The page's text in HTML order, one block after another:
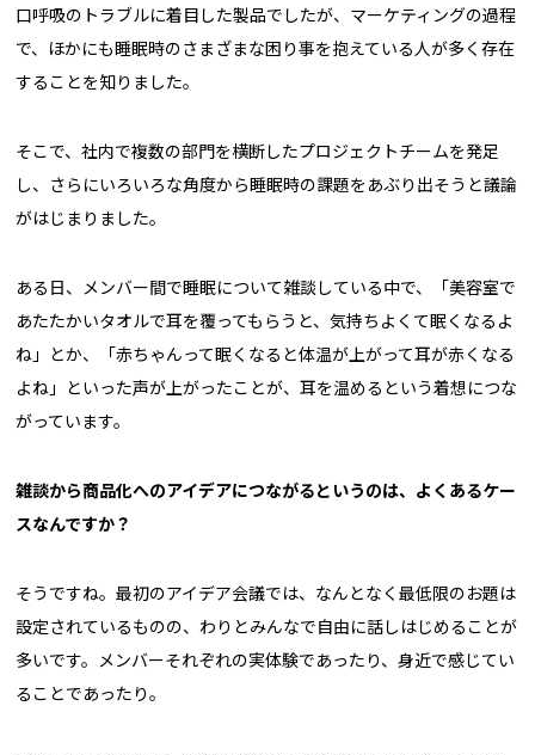
口呼吸のトラブルに着目した製品でしたが、マーケティングの過程
で、ほかにも睡眠時のさまざまな困り事を抱えている人が多く存在
することを知りました。
そこで、社内で複数の部門を横断したプロジェクトチームを発足
し、さらにいろいろな角度から睡眠時の課題をあぶり出そうと議論
がはじまりました。
ある日、メンバー間で睡眠について雑談している中で、「美容室で
あたたかいタオルで耳を覆ってもらうと、気持ちよくて眠くなるよ
ね」とか、「赤ちゃんって眠くなると体温が上がって耳が赤くなる
よね」といった声が上がったことが、耳を温めるという着想につな
がっています。
――雑談から商品化へのアイデアにつながるというのは、よくあるケー
スなんですか？
そうですね。最初のアイデア会議では、なんとなく最低限のお題は
設定されているものの、わりとみんなで自由に話しはじめることが
多いです。メンバーそれぞれの実体験であったり、身近で感じてい
ることであったり。